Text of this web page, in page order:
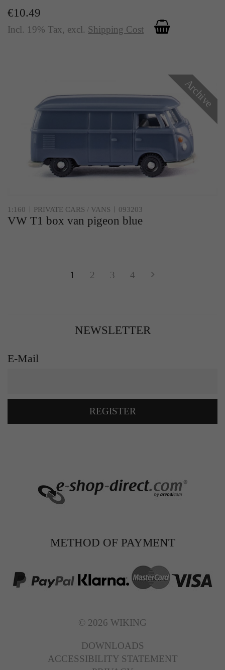
€10.49
Incl. 19% Tax, excl. Shipping Cost
Archive
1:160 PRIVATE CARS / VANS 093203
VW T1 box van pigeon blue
1 2 3 4
NEWSLETTER
E-Mail
REGISTER
METHOD OF PAYMENT
© 2026 WIKING
DOWNLOADS
ACCESSIBILITY STATEMENT